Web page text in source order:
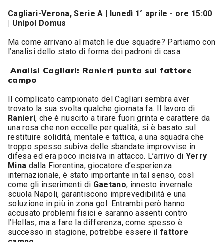
Cagliari-Verona, Serie A | lunedì 1° aprile - ore 15:00
| Unipol Domus
Ma come arrivano al match le due squadre? Partiamo con
l’analisi dello stato di forma dei padroni di casa.
Analisi Cagliari: Ranieri punta sul fattore
campo
Il complicato campionato del Cagliari sembra aver
trovato la sua svolta qualche giornata fa. Il lavoro di
Ranieri, che è riuscito a tirare fuori grinta e carattere da
una rosa che non eccelle per qualità, si è basato sul
restituire solidità, mentale e tattica, a una squadra che
troppo spesso subiva delle sbandate improvvise in
difesa ed era poco incisiva in attacco. L’arrivo di Yerry
Mina dalla Fiorentina, giocatore d’esperienza
internazionale, è stato importante in tal senso, così
come gli inserimenti di Gaetano, innesto invernale
scuola Napoli, garantiscono imprevedibilità e una
soluzione in più in zona gol. Entrambi però hanno
accusato problemi fisici e saranno assenti contro
l’Hellas, ma a fare la differenza, come spesso è
successo in stagione, potrebbe essere ilfattore